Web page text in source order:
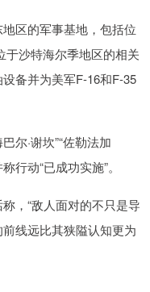
区的军事基地，包括位
于沙特海尔季地区的相关
备并为美军F-16和F-35
尔·谢坎”“佐勒法加
行动“已成功实施”。
，“敌人面对的不只是导
线远比其狭隘认知更为